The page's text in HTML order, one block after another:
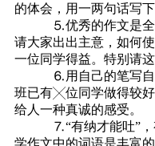
的体会，用一两句话写
⒌优秀的作文是全班
请大家出出主意，如何
一位同学得益。特别请
⒍用自己的笔写自己
班已有╳位同学做得较
给人一种真诚的感受。
⒎“有纳才能吐”，有